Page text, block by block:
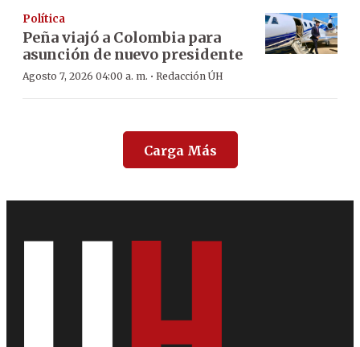
Política
Peña viajó a Colombia para
asunción de nuevo presidente
Agosto 7, 2026 04:00 a. m. · Redacción ÚH
Carga Más